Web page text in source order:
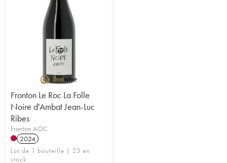
Fronton Le Roc La Folle
Noire d'Ambat Jean-Luc
Ribes
Fronton AOC
2024
Lot de 1 bouteille | 23 en
stock